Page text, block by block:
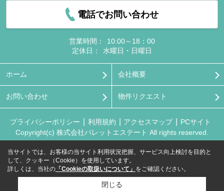
電話でお問い合わせ
営業時間：
10:00～18：00
定休日：
水曜日・日曜日
ホーム 会社概要
お問い合わせ 物件リクエスト
プライバシーポリシー 利用規約 アクセスマップ
PCサイト
Copyright(c) 株式会社パレットエステート All rights reserved.
当サイトでは、お客様の当サイト利用状況把握、サービス向上検討を目的と
して、クッキー（Cookie）を使用しています。
詳しくは、当社の 「Cookieの取扱いについて」 をご確認ください。
閉じる